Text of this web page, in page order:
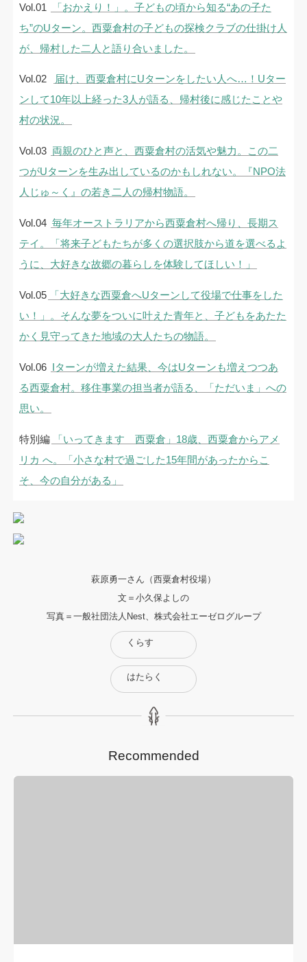
Vol.01
「おかえり！」。子どもの頃から知る“あの子た
ち”のUターン。西粟倉村の子どもの探検クラブの仕掛け人
が、帰村した二人と語り合いました。
Vol.02
届け、西粟倉村にUターンをしたい人へ…！Uター
ンして10年以上経った3人が語る、帰村後に感じたことや
村の状況。
Vol.03 両親のひと声と、西粟倉村の活気や魅力。この二
つがUターンを生み出しているのかもしれない。『NPO法
人じゅ～く』の若き二人の帰村物語。
Vol.04 毎年オーストラリアから西粟倉村へ帰り、長期ス
テイ。「将来子どもたちが多くの選択肢から道を選べるよ
うに、大好きな故郷の暮らしを体験してほしい！」
Vol.05
「大好きな西粟倉へUターンして役場で仕事をした
い！」。そんな夢をついに叶えた青年と、子どもをあたた
かく見守ってきた地域の大人たちの物語。
Vol.06 Iターンが増えた結果、今はUターンも増えつつあ
る西粟倉村。移住事業の担当者が語る、「ただいま」への
思い。
特別編
「いってきます 西粟倉」18歳、西粟倉からアメ
リカ へ。「小さな村で過ごした15年間があったからこ
そ、今の自分がある」
萩原勇一さん（西粟倉村役場）
文＝小久保よしの
写真＝一般社団法人Nest、株式会社エーゼログループ
くらす
はたらく
Recommended